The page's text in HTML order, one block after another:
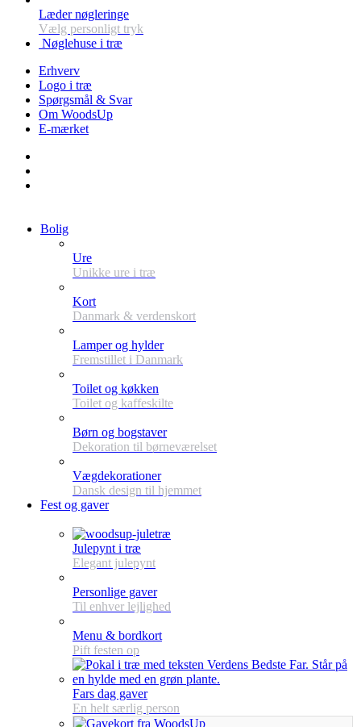
Læder nøgleringe
Vælg personligt tryk
Nøglehuse i træ
Erhverv
Logo i træ
Spørgsmål & Svar
Om WoodsUp
E-mærket
Bolig
Ure
Unikke ure i træ
Kort
Danmark & verdenskort
Lamper og hylder
Fremstillet i Danmark
Toilet og køkken
Toilet og kaffeskilte
Børn og bogstaver
Dekoration til børneværelset
Vægdekorationer
Dansk design til hjemmet
Fest og gaver
Julepynt i træ
Elegant julepynt
Personlige gaver
Til enhver lejlighed
Menu & bordkort
Pift festen op
Fars dag gaver
En helt særlig person